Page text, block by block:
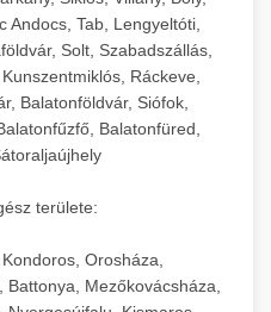
sütősütő
és hűtőkamrák
számára.
megoldások nagy
hűtőegység
+
nagy
Gyors tisztítási
képességekkel.
mosogatógép
Gép
kereskedelmi
alkalmazásokhoz.+
Andocs, Tab, Lengyeltóti,
Solt, Szabadszállás,
Ráckeve,
Balatonföldvár, Siófok,
Balatonfüred,
területe:
Orosháza,
Mezőkovácsháza,